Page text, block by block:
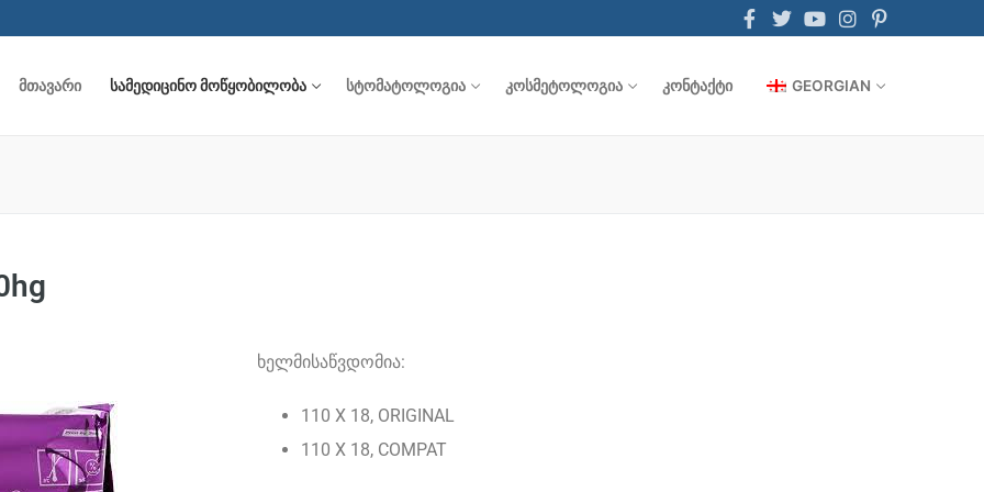
ᲛᲗᲐᲕᲐᲠᲘ ᲡᲐᲛᲔᲓᲘᲪᲘᲜᲝ ᲛᲝᲬᲧᲝᲑᲘᲚᲝᲑᲐ ᲡᲢᲝᲛᲐᲢᲝᲚᲝᲒᲘᲐ ᲙᲝᲡᲛᲔᲢᲝᲚᲝᲒᲘᲐ ᲙᲝᲜᲢᲐᲥᲢᲘ GEORGIAN
ხელმისაწვდომია:
110 X 18, ORIGINAL
110 X 18, COMPAT